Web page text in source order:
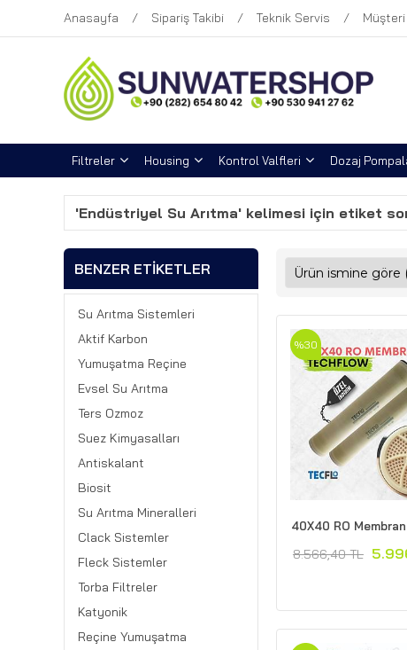
Anasayfa Sipariş Takibi Teknik Servis
Filtreler Housing Kontrol Valfleri Dozaj
'Endüstriyel Su Arıtma' kelimesi için etiket
BENZER ETIKETLER
Su Arıtma Sistemleri
Aktif Karbon
Yumuşatma Reçine
Evsel Su Arıtma
Ters Ozmoz
Suez Kimyasalları
Antiskalant
Biosit
Su Arıtma Mineralleri
Clack Sistemler
Fleck Sistemler
Torba Filtreler
Katyonik
Reçine Yumuşatma
40X40 RO
8.566,40 TL
%30